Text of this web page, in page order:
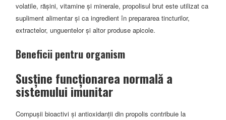
volatile, rășini, vitamine și minerale, propolisul brut este utilizat ca
supliment alimentar și ca ingredient în prepararea tincturilor,
extractelor, unguentelor și altor produse apicole.
Beneficii pentru organism
Susține funcționarea normală a
sistemului imunitar
Compușii bioactivi și antioxidanții din propolis contribuie la